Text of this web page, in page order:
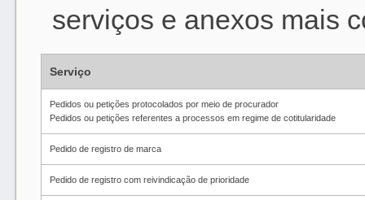
serviços e anexos mais
Serviço
Pedidos ou petições protocolados por meio de procurador
Pedidos ou petições referentes a processos em regime de cotitularidade
Pedido de registro de marca
Pedido de registro com reivindicação de prioridade